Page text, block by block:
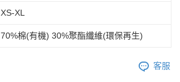
XS-XL
70%棉(有機) 30%聚酯纖維(環保再生)
客服